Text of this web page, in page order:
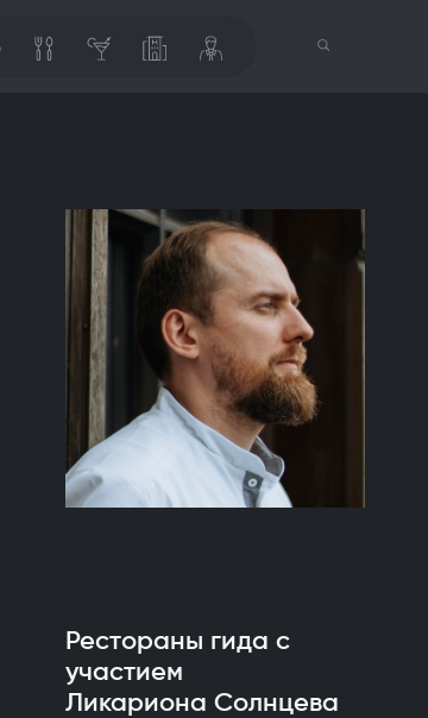
Рестораны гида с
участием
Ликариона Солнцева